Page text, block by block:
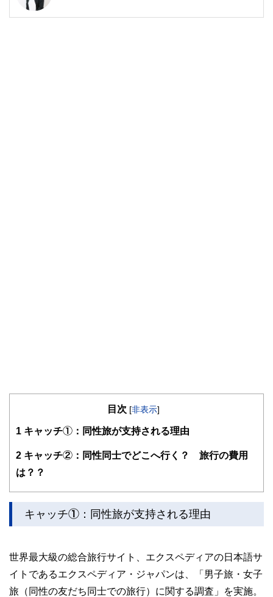
雑誌を中心に取材やインタビュー記事を執筆中。
目次 [非表示]
1 キャッチ①：同性旅が支持される理由
2 キャッチ②：同性同士でどこへ行く？ 旅行の費用
は？？
キャッチ①：同性旅が支持される理由
世界最大級の総合旅行サイト、エクスペディアの日本語サ
イトであるエクスペディア・ジャパンは、「男子旅・女子
旅（同性の友だち同士での旅行）に関する調査」を実施。